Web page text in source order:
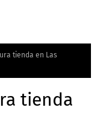
tienda en Las
tienda